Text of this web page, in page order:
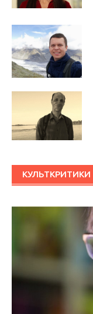
КУЛЬТКРИТИКИ